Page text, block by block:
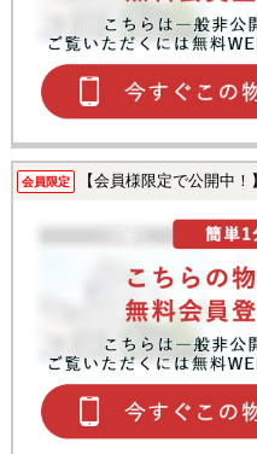
会員限定 【会員様限定で公開中！】